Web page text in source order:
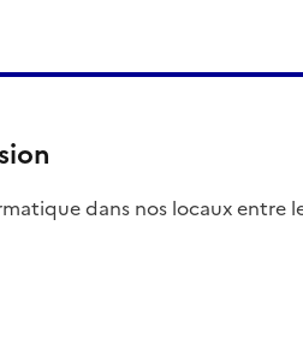
dans nos locaux entre